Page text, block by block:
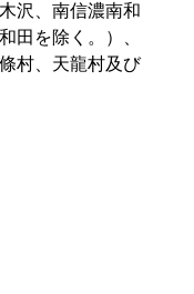
沢、南信濃南和
田を除く。）、
村、天龍村及び